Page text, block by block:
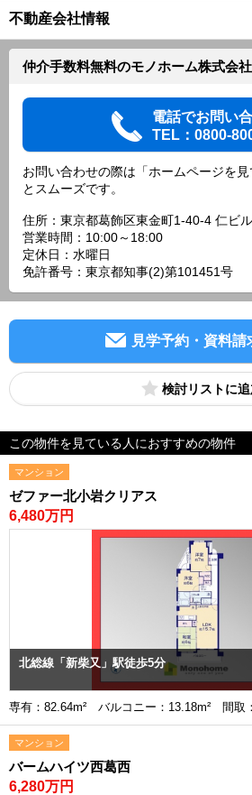
不動産会社情報
仲介手数料無料のモノホーム株式会社
電話でお問い
TEL：0800-
お問い合わせの際は「ホームページを見
とスムーズです。
住所：東京都葛飾区東金町1-40-4 仁ビ
営業時間：10:00～18:00
定休日：水曜日
免許番号：東京都知事(2)第101451号
見学予約・資料請
検討リスト
この物件を見ている人におすすめの物件
マンション
ゼファー北小岩クリアス
6,480万円
北総線「新柴又」駅徒歩5分
専有：82.64m² バルコニー：13.18m² 間取
マンション
バームハイツ西葛西
6,280万円